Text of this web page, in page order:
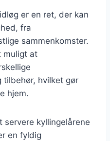
er en ret, der kan
fra
sammenkomster.
muligt at
tilbehør, hvilket gør
hjem.
kyllingelårene
en fyldig